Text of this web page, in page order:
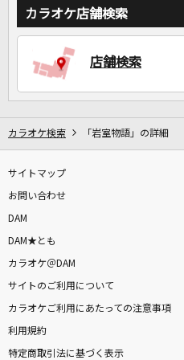
カラオケ店舗検索
店舗検索
カラオケ検索 「岩室物語」の詳細
サイトマップ
お問い合わせ
DAM
DAM★とも
カラオケ＠DAM
サイトのご利用について
カラオケご利用にあたっての注意事項
利用規約
特定商取引法に基づく表示